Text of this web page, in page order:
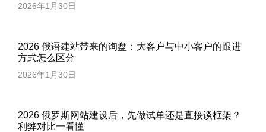
2026年1月30日
2026 俄语建站带来的询盘：大客户与中小客户的跟进
方式怎么区分
2026年1月30日
2026 俄罗斯网站建设后，先做试单还是直接谈框架？
利弊对比一看懂